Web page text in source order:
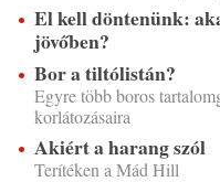
El kell döntenünk:
jövőben?
Bor a tiltólistán?
Egyre több boros
korlátozásaira
Akiért a harang szól
Terítéken a Mád Hill